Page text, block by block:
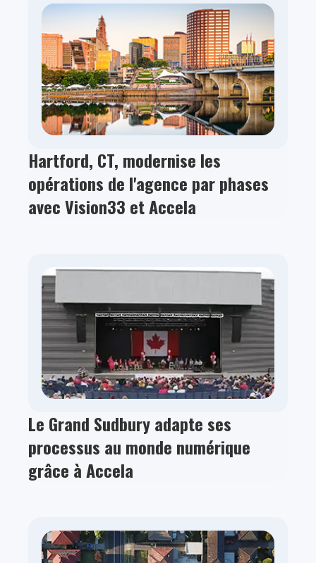
Hartford, CT, modernise les
opérations de l'agence par phases
avec Vision33 et Accela
Le Grand Sudbury adapte ses
processus au monde numérique
grâce à Accela